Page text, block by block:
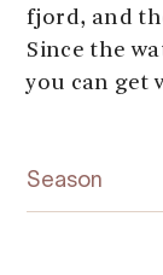
fjord, and
Since the
you can get
Season